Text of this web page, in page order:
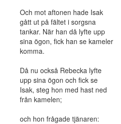
Och mot aftonen hade Isak
gått ut på fältet i sorgsna
tankar. När han då lyfte upp
sina ögon, fick han se kameler
komma.
Då nu också Rebecka lyfte
upp sina ögon och fick se
Isak, steg hon med hast ned
från kamelen;
och hon frågade tjänaren: